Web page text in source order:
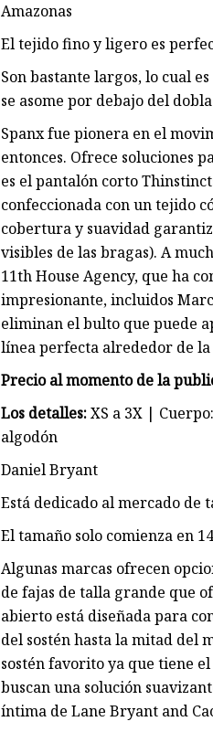
Amazonas
El tejido fino y ligero es
Son bastante largos, lo cual
se asome por debajo del
Spanx fue pionera en el
entonces. Ofrece soluciones
es el pantalón corto
confeccionada con un tejido
cobertura y suavidad
visibles de las bragas). A
11th House Agency, que ha
impresionante, incluidos
eliminan el bulto que puede
línea perfecta alrededor de la
Precio al momento de la
Los detalles:XS a 3X |
algodón
Daniel Bryant
Está dedicado al mercado de
El tamaño solo comienza en
Algunas marcas ofrecen
de fajas de talla grande que
abierto está diseñada para
del sostén hasta la mitad del
sostén favorito ya que tiene
buscan una solución
íntima de Lane Bryant and